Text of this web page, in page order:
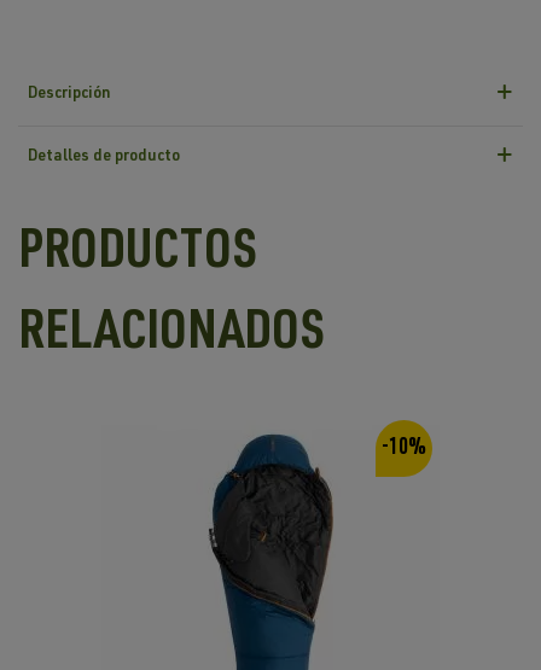
Descripción
Detalles de producto
PRODUCTOS
RELACIONADOS
-10%